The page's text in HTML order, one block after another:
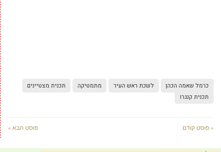
כרמל שאמה הכהן לשכת ראש העיר מתמטיקה
תכנית מצטיינים
תכנית קנגרו
« פוסט קודם פוסט הבא »